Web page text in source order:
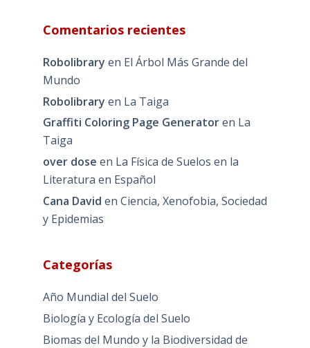
Comentarios recientes
Robolibrary en El Árbol Más Grande del
Mundo
Robolibrary en La Taiga
Graffiti Coloring Page Generatoren La
Taiga
over dose en La Física de Suelos en la
Literatura en Español
Cana David en Ciencia, Xenofobia, Sociedad
y Epidemias
Categorías
Año Mundial del Suelo
Biología y Ecología del Suelo
Biomas del Mundo y la Biodiversidad de